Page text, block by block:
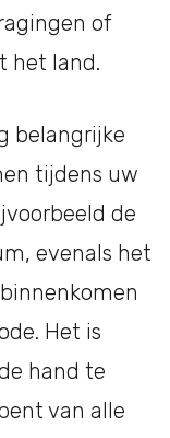
of
het land.
belangrijke
tijdens uw
de
evenals het
Het is
hand te
van alle